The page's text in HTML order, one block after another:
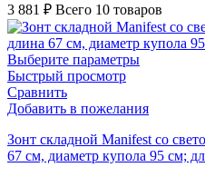
3 881 ₽ Всего 10 товаров
Выберите параметры
Быстрый просмотр
Сравнить
Добавить в пожелания
Зонт складной Manifest со
67 см, диаметр купола 95 см;